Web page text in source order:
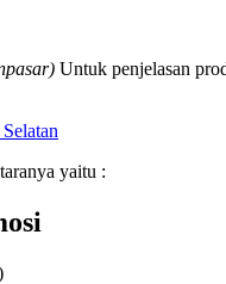
Untuk penjelasan
yaitu :